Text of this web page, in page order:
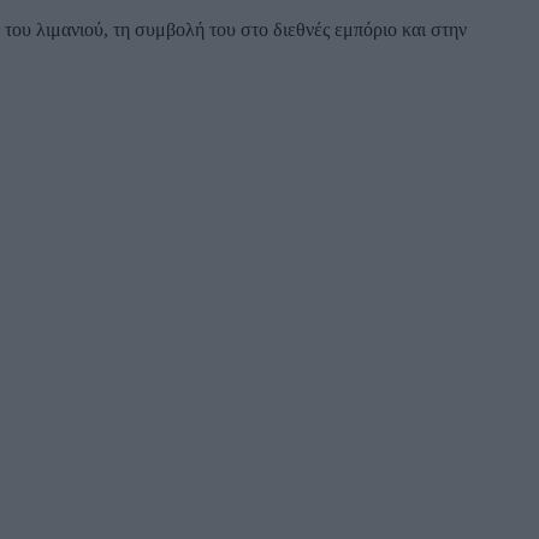
λιμανιού, τη συμβολή του στο διεθνές εμπόριο και στην